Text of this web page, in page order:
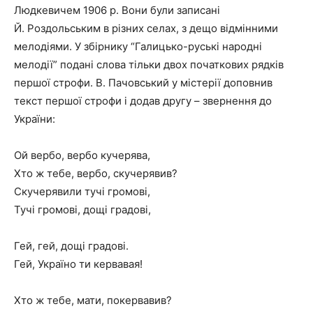
Людкевичем 1906 р. Вони були записані
Й. Роздольським в різних селах, з дещо відмінними
мелодіями. У збірнику “Галицько-руські народні
мелодії” подані слова тільки двох початкових рядків
першої строфи. В. Пачовський у містерії доповнив
текст першої строфи і додав другу – звернення до
України:
Ой вербо, вербо кучерява,
Хто ж тебе, вербо, скучерявив?
Скучерявили тучі громові,
Тучі громові, дощі градові,
Гей, гей, дощі градові.
Гей, Україно ти кервавая!
Хто ж тебе, мати, покервавив?